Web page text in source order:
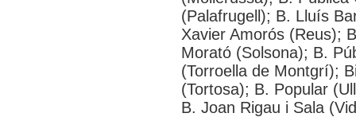
(Palafrugell); B. Lluís
Xavier Amorós (Reus);
Morató (Solsona); B.
(Torroella de Montgrí);
(Tortosa); B. Popular
B. Joan Rigau i Sala